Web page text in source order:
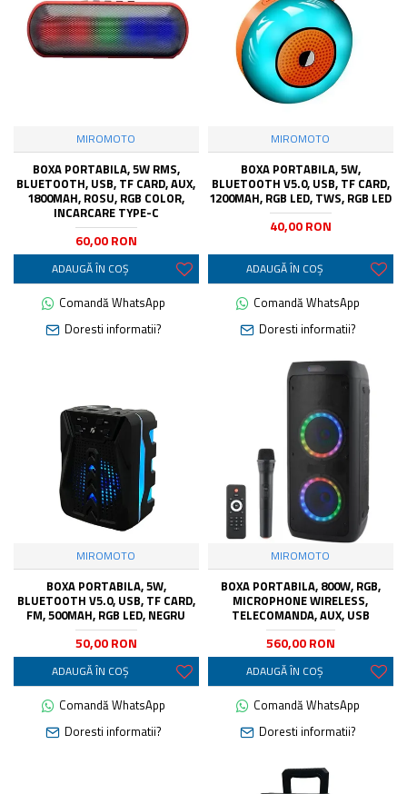
MIROMOTO
BOXA PORTABILA, 5W RMS,
BLUETOOTH, USB, TF CARD, AUX,
1800MAH, ROSU, RGB COLOR,
INCARCARE TYPE-C
60,00 RON
ADAUGĂ ÎN COŞ
Comandă WhatsApp
Doresti informatii?
MIROMOTO
BOXA PORTABILA, 5W,
BLUETOOTH V5.0, USB, TF CARD,
1200MAH, RGB LED, TWS, RGB LED
40,00 RON
ADAUGĂ ÎN COŞ
Comandă WhatsApp
Doresti informatii?
MIROMOTO
BOXA PORTABILA, 5W,
BLUETOOTH V5.0, USB, TF CARD,
FM, 500MAH, RGB LED, NEGRU
50,00 RON
ADAUGĂ ÎN COŞ
Comandă WhatsApp
Doresti informatii?
MIROMOTO
BOXA PORTABILA, 800W, RGB,
MICROPHONE WIRELESS,
TELECOMANDA, AUX, USB
560,00 RON
ADAUGĂ ÎN COŞ
Comandă WhatsApp
Doresti informatii?